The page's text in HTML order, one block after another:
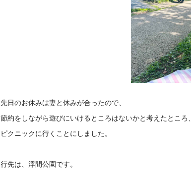
先日のお休みは妻と休みが合ったので、
節約をしながら遊びにいけるところはないかと考えたところ、
ピクニックに行くことにしました。
行先は、浮間公園です。